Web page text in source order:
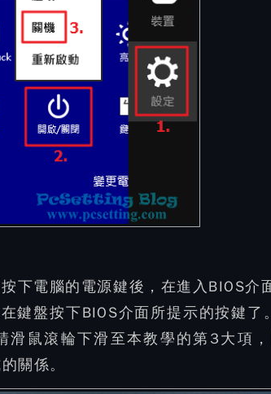
下電腦的電源鍵後，在進入BIOS介
鍵盤按下BIOS介面所提示的按鍵了
滑鼠滾輪下滑至本教學的第3大項
關係。